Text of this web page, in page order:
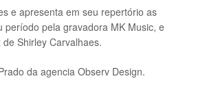
e apresenta em seu repertório as
pela gravadora MK Music, e
Shirley Carvalhaes.
da agencia Observ Design.